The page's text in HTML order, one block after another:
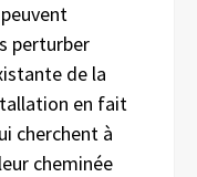
perturber
de la
en fait
cherchent à
cheminée